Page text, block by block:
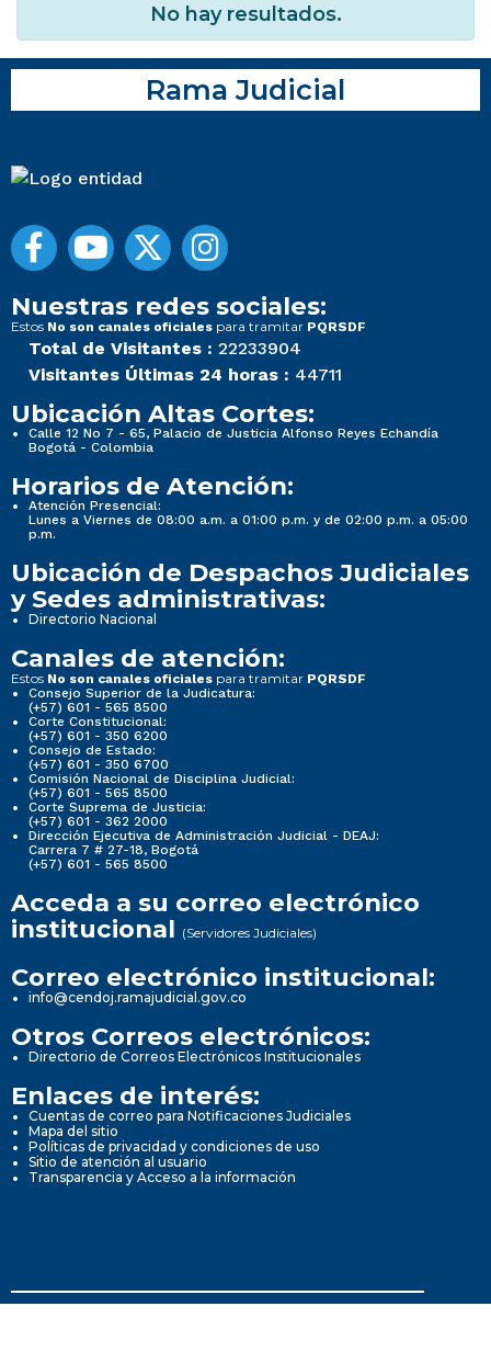
No hay resultados.
Rama Judicial
Nuestras redes sociales:
Estos No son canales oficiales para tramitar PQRSDF
Total de Visitantes : 22233904
Visitantes Últimas 24 horas : 44711
Ubicación Altas Cortes:
Calle 12 No 7 - 65, Palacio de Justicia Alfonso Reyes Echandía
Bogotá - Colombia
Horarios de Atención:
Atención Presencial:
Lunes a Viernes de 08:00 a.m. a 01:00 p.m. y de 02:00 p.m. a 05:00
p.m.
Ubicación de Despachos Judiciales
y Sedes administrativas:
Directorio Nacional
Canales de atención:
Estos No son canales oficiales para tramitar PQRSDF
Consejo Superior de la Judicatura:
(+57) 601 - 565 8500
Corte Constitucional:
(+57) 601 - 350 6200
Consejo de Estado:
(+57) 601 - 350 6700
Comisión Nacional de Disciplina Judicial:
(+57) 601 - 565 8500
Corte Suprema de Justicia:
(+57) 601 - 362 2000
Dirección Ejecutiva de Administración Judicial - DEAJ:
Carrera 7 # 27-18, Bogotá
(+57) 601 - 565 8500
Acceda a su correo electrónico
institucional (Servidores Judiciales)
Correo electrónico institucional:
info@cendoj.ramajudicial.gov.co
Otros Correos electrónicos:
Directorio de Correos Electrónicos Institucionales
Enlaces de interés:
Cuentas de correo para Notificaciones Judiciales
Mapa del sitio
Políticas de privacidad y condiciones de uso
Sitio de atención al usuario
Transparencia y Acceso a la información